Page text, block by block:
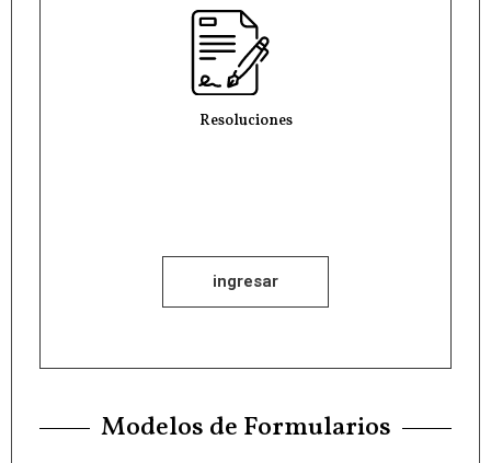
Resoluciones
ingresar
Modelos de Formularios